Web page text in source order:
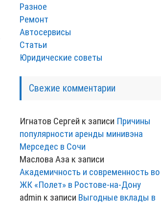
Разное
Ремонт
Автосервисы
Статьи
Юридические советы
Свежие комментарии
Игнатов Сергей к записи Причины
популярности аренды минивэна
Мерседес в Сочи
Маслова Аза к записи
Академичность и современность во
ЖК «Полет» в Ростове-на-Дону
admin к записи Выгодные вклады в